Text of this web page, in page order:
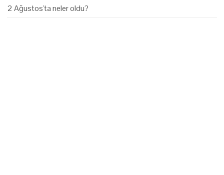
2 Ağustos'ta neler oldu?